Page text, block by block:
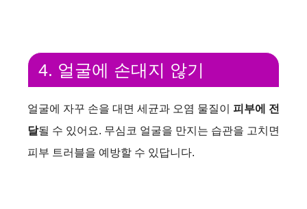
4. 얼굴에 손대지 않기
얼굴에 자꾸 손을 대면 세균과 오염 물질이 피부에 전
달될 수 있어요. 무심코 얼굴을 만지는 습관을 고치면
피부 트러블을 예방할 수 있답니다.